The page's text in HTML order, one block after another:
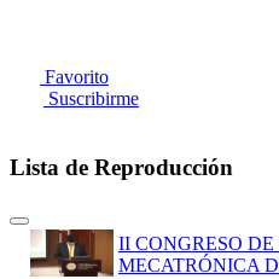
Favorito
Suscribirme
Lista de Reproducción
II CONGRESO
MECATRÓNICA